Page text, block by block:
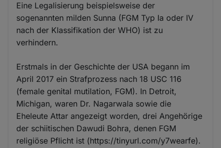
Eine Legalisierung beispielsweise der
sogenannten milden Sunna (FGM Typ Ia oder IV
nach der Klassifikation der WHO) ist zu
verhindern.
Erstmals in der Geschichte der USA begann im
April 2017 ein Strafprozess nach 18 USC 116
(female genital mutilation, FGM). In Detroit,
Michigan, waren Dr. Nagarwala sowie die
Eheleute Attar angezeigt worden, drei Angehörige
der schiitischen Dawudi Bohra, denen FGM
religiöse Pflicht ist (https://tinyurl.com/y7wearfe).